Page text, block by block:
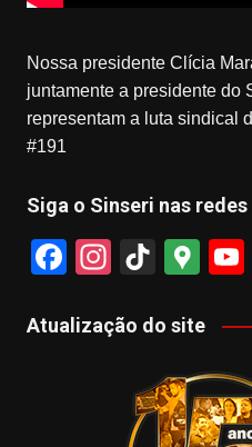
Nossa presidente Clícia
juntamente a presidente do
representam a luta sindical
#191
Siga o Sinseri nas
F
c
In
a
m
Ti
T
k
G
o
gl
e
M
Atualização do site